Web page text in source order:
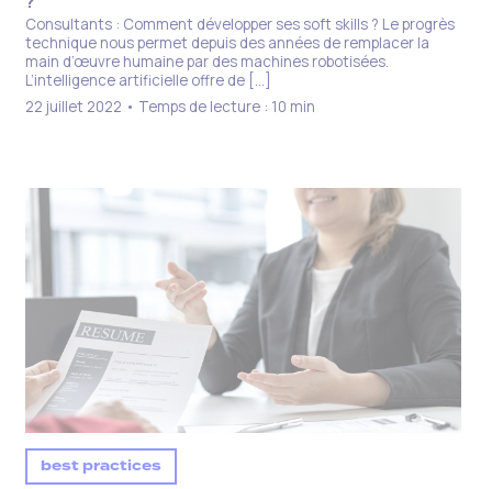
Consultants : Comment développer ses soft skills ? Le progrès
technique nous permet depuis des années de remplacer la
main d’œuvre humaine par des machines robotisées.
L’intelligence artificielle offre de […]
22 juillet 2022 • Temps de lecture : 10 min
best practices